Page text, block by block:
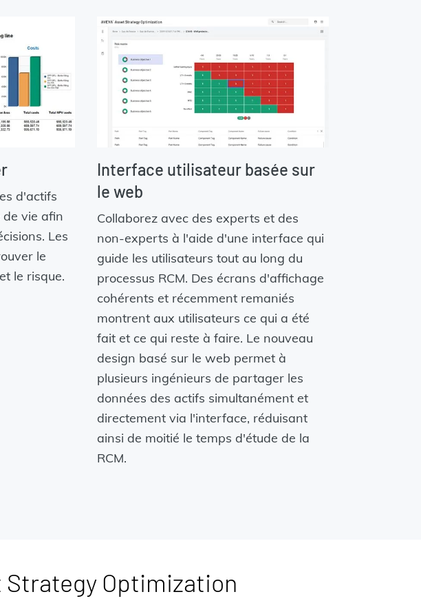
d'actifs
de vie afin
Les
le
le risque.
Interface utilisateur basée sur
le web
Collaborez avec des experts et des
non-experts à l'aide d'une interface qui
guide les utilisateurs tout au long du
processus RCM. Des écrans d'affichage
cohérents et récemment remaniés
montrent aux utilisateurs ce qui a été
fait et ce qui reste à faire. Le nouveau
design basé sur le web permet à
plusieurs ingénieurs de partager les
données des actifs simultanément et
directement via l'interface, réduisant
ainsi de moitié le temps d'étude de la
RCM.
Strategy Optimization